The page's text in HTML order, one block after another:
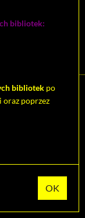
poradnik dla
bibliotek:
bibliotek po
poprzez